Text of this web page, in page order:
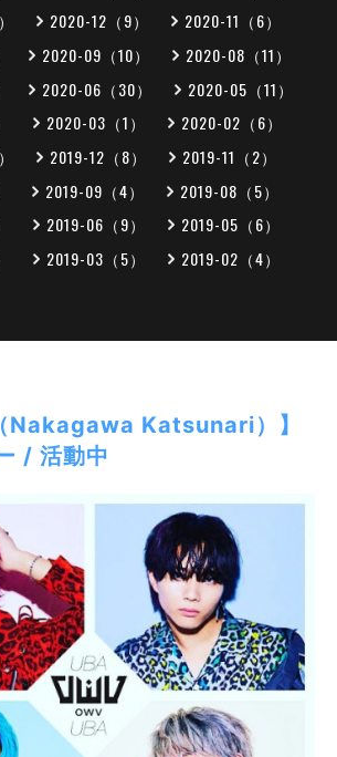
2020-12（9）
2020-11（6）
2020-09（10）
2020-08（11）
2020-06（30）
2020-05（11）
2020-03（1）
2020-02（6）
2019-12（8）
2019-11（2）
2019-09（4）
2019-08（5）
2019-06（9）
2019-05（6）
2019-03（5） 2019-02（4）
Nakagawa Katsunari）】
/ 活動中